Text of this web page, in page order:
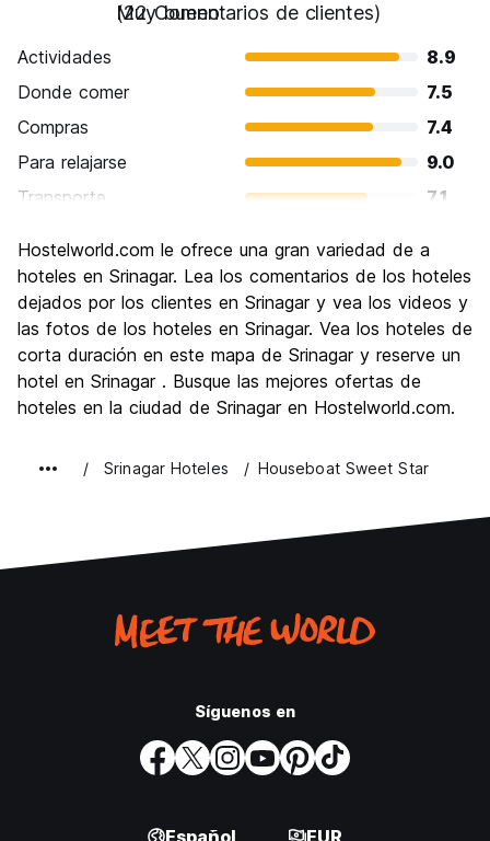
Muy bueno
(22 Comentarios de clientes)
Actividades
8.9
Donde comer
7.5
Compras
7.4
Para relajarse
9.0
Transporte
7.1
Cultura
8.5
Fiesta
4.0
Calidad Precio
8.5
Hostelworld.com le ofrece una gran variedad de a
hoteles en Srinagar. Lea los comentarios de los hoteles
dejados por los clientes en Srinagar y vea los videos y
las fotos de los hoteles en Srinagar. Vea los hoteles de
corta duración en este mapa de Srinagar y reserve un
hotel en Srinagar . Busque las mejores ofertas de
hoteles en la ciudad de Srinagar en Hostelworld.com.
Srinagar Hoteles Houseboat Sweet Star
Síguenos en
Español EUR